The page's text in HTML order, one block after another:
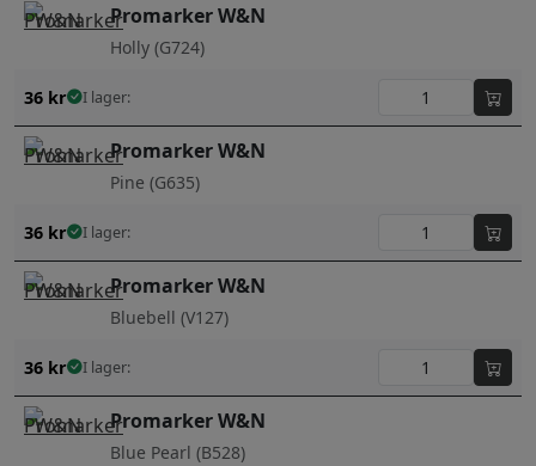
Promarker W&N
Holly (G724)
36 kr I lager:
Promarker W&N
Pine (G635)
36 kr I lager:
Promarker W&N
Bluebell (V127)
36 kr I lager:
Promarker W&N
Blue Pearl (B528)